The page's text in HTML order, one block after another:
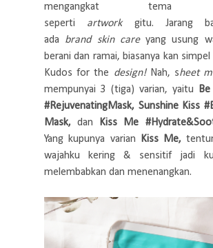
mengangkat tema
seperti artwork gitu. Jarang
ada brand skin careyang usung
berani dan ramai, biasanya kan simpel
Kudos for the design! Nah, sheet
mempunyai 3 (tiga) varian, yaitu
#RejuvenatingMask, Sunshine Kiss
Mask,dan
Kiss Me
Yang kupunya varian
Kiss Me,
wajahku kering & sensitif jadi
melembabkan dan menenangkan.